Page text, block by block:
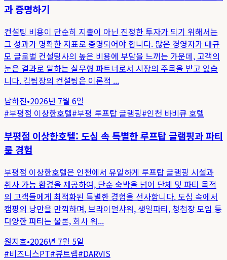
과 증명하기
컨설팅 비용이 단순히 지출이 아닌 진정한 투자가 되기 위해서는
그 성과가 명확한 지표로 증명되어야 합니다. 많은 경영자가 대규
모 글로벌 컨설팅사의 높은 비용에 부담을 느끼는 가운데, 고객의
눈은 결과로 말하는 실무형 파트너로서 시장의 주목을 받고 있습
니다. 김팀장의 컨설팅은 이론적 ...
남하진•2026년 7월 6일
#부평점 이상한호텔#부평 루프탑 글램핑#인천 바비큐 호텔
부평점 이상한호텔: 도심 속 특별한 루프탑 글램핑과 파티
룸 경험
부평점 이상한호텔은 인천에서 유일하게 루프탑 글램핑 시설과
취사 가능 환경을 제공하여, 단순 숙박을 넘어 단체 및 파티 목적
의 고객들에게 최적화된 특별한 경험을 선사합니다. 도심 속에서
캠핑의 낭만을 만끽하며, 브라이덜샤워, 생일파티, 청첩장 모임 등
다양한 파티는 물론, 회사 워...
원지호•2026년 7월 5일
#비즈니스PT#뷰트랩#DARVIS